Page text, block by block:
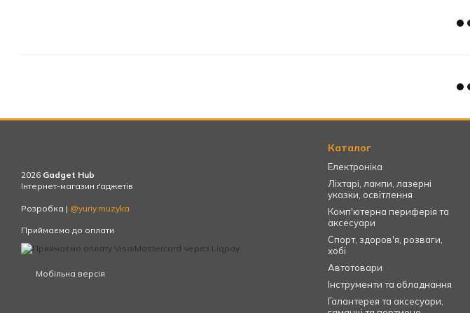
2026 Gadget Hub
Інтернет-магазин ґаджетів
Розробка | @yuriy.muzyka
Приймаємо до оплати
Мобільна версія
Каталог
Електроніка
Ліхтарі, лампи, лазерні
указки, освітлення
Комп'ютерна периферія та
аксесуари
Спорт, здоров'я, розваги,
хобі
Автотовари
Інструменти та обладнання
Галантерея та аксесуари,